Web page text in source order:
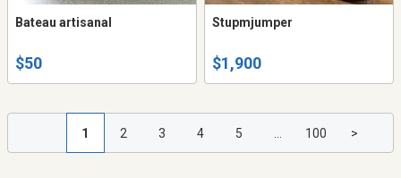
Bateau artisanal
$50
Stupmjumper
$1,900
1 2 3 4 5 100 >